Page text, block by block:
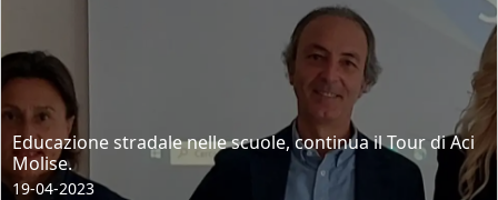
Educazione stradale nelle scuole, continua il Tour di Aci
Molise.
19-04-2023